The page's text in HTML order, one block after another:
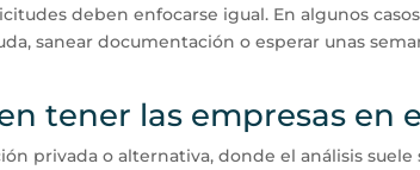
deben enfocarse igual. En algunos
sanear documentación o esperar unas
tener las empresas en
privada o alternativa, donde el análisis